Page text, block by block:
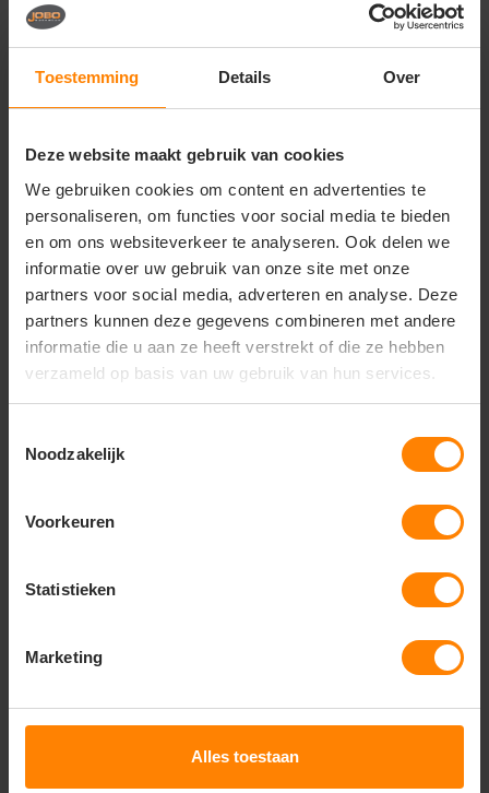
Toestemming Details Over
Deze website maakt gebruik van cookies
We gebruiken cookies om content en advertenties te
personaliseren, om functies voor social media te bieden
en om ons websiteverkeer te analyseren. Ook delen we
informatie over uw gebruik van onze site met onze
partners voor social media, adverteren en analyse. Deze
partners kunnen deze gegevens combineren met andere
informatie die u aan ze heeft verstrekt of die ze hebben
verzameld op basis van uw gebruik van hun services.
Noodzakelijk
Voorkeuren
Statistieken
Marketing
Alles toestaan
Vragen? Neem contact
op met onze
call +31(0)418 511 972
mail info@jobopromotions.nl
store Bezoek onze showroom:
Provincialeweg 59 - Velddriel
Dit vind je misschien ook leuk
Items van productcarrousel
ROLY
523